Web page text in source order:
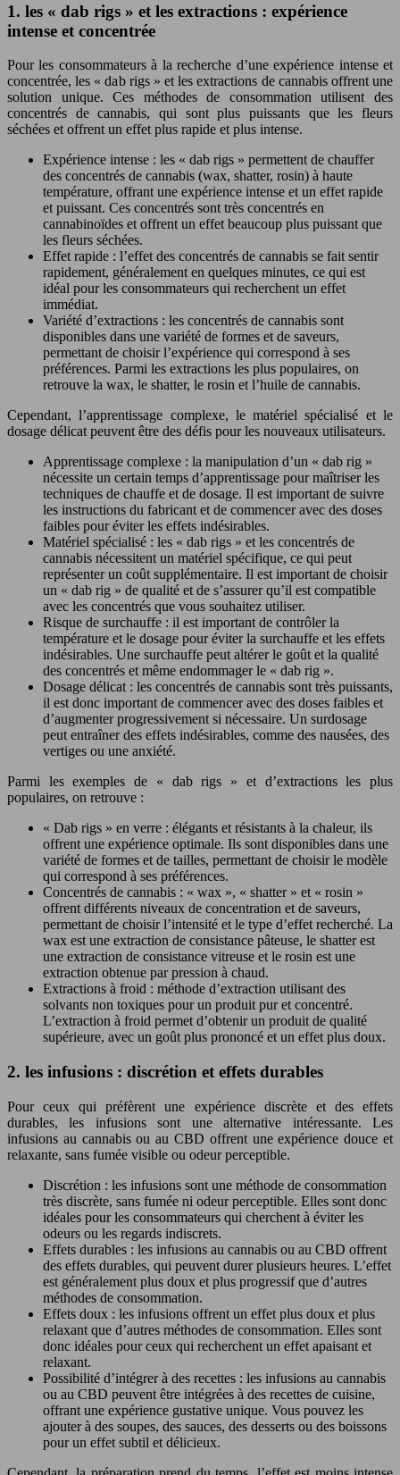
1. les « dab rigs » et les extractions : expérience
intense et concentrée
Pour les consommateurs à la recherche d’une expérience intense et
concentrée, les « dab rigs » et les extractions de cannabis offrent une
solution unique. Ces méthodes de consommation utilisent des
concentrés de cannabis, qui sont plus puissants que les fleurs
séchées et offrent un effet plus rapide et plus intense.
Expérience intense : les « dab rigs » permettent de chauffer
des concentrés de cannabis (wax, shatter, rosin) à haute
température, offrant une expérience intense et un effet rapide
et puissant. Ces concentrés sont très concentrés en
cannabinoïdes et offrent un effet beaucoup plus puissant que
les fleurs séchées.
Effet rapide : l’effet des concentrés de cannabis se fait sentir
rapidement, généralement en quelques minutes, ce qui est
idéal pour les consommateurs qui recherchent un effet
immédiat.
Variété d’extractions : les concentrés de cannabis sont
disponibles dans une variété de formes et de saveurs,
permettant de choisir l’expérience qui correspond à ses
préférences. Parmi les extractions les plus populaires, on
retrouve la wax, le shatter, le rosin et l’huile de cannabis.
Cependant, l’apprentissage complexe, le matériel spécialisé et le
dosage délicat peuvent être des défis pour les nouveaux utilisateurs.
Apprentissage complexe : la manipulation d’un « dab rig »
nécessite un certain temps d’apprentissage pour maîtriser les
techniques de chauffe et de dosage. Il est important de suivre
les instructions du fabricant et de commencer avec des doses
faibles pour éviter les effets indésirables.
Matériel spécialisé : les « dab rigs » et les concentrés de
cannabis nécessitent un matériel spécifique, ce qui peut
représenter un coût supplémentaire. Il est important de choisir
un « dab rig » de qualité et de s’assurer qu’il est compatible
avec les concentrés que vous souhaitez utiliser.
Risque de surchauffe : il est important de contrôler la
température et le dosage pour éviter la surchauffe et les effets
indésirables. Une surchauffe peut altérer le goût et la qualité
des concentrés et même endommager le « dab rig ».
Dosage délicat : les concentrés de cannabis sont très puissants,
il est donc important de commencer avec des doses faibles et
d’augmenter progressivement si nécessaire. Un surdosage
peut entraîner des effets indésirables, comme des nausées, des
vertiges ou une anxiété.
Parmi les exemples de « dab rigs » et d’extractions les plus
populaires, on retrouve :
« Dab rigs » en verre : élégants et résistants à la chaleur, ils
offrent une expérience optimale. Ils sont disponibles dans une
variété de formes et de tailles, permettant de choisir le modèle
qui correspond à ses préférences.
Concentrés de cannabis : « wax », « shatter » et « rosin »
offrent différents niveaux de concentration et de saveurs,
permettant de choisir l’intensité et le type d’effet recherché. La
wax est une extraction de consistance pâteuse, le shatter est
une extraction de consistance vitreuse et le rosin est une
extraction obtenue par pression à chaud.
Extractions à froid : méthode d’extraction utilisant des
solvants non toxiques pour un produit pur et concentré.
L’extraction à froid permet d’obtenir un produit de qualité
supérieure, avec un goût plus prononcé et un effet plus doux.
2. les infusions : discrétion et effets durables
Pour ceux qui préfèrent une expérience discrète et des effets
durables, les infusions sont une alternative intéressante. Les
infusions au cannabis ou au CBD offrent une expérience douce et
relaxante, sans fumée visible ou odeur perceptible.
Discrétion : les infusions sont une méthode de consommation
très discrète, sans fumée ni odeur perceptible. Elles sont donc
idéales pour les consommateurs qui cherchent à éviter les
odeurs ou les regards indiscrets.
Effets durables : les infusions au cannabis ou au CBD offrent
des effets durables, qui peuvent durer plusieurs heures. L’effet
est généralement plus doux et plus progressif que d’autres
méthodes de consommation.
Effets doux : les infusions offrent un effet plus doux et plus
relaxant que d’autres méthodes de consommation. Elles sont
donc idéales pour ceux qui recherchent un effet apaisant et
relaxant.
Possibilité d’intégrer à des recettes : les infusions au cannabis
ou au CBD peuvent être intégrées à des recettes de cuisine,
offrant une expérience gustative unique. Vous pouvez les
ajouter à des soupes, des sauces, des desserts ou des boissons
pour un effet subtil et délicieux.